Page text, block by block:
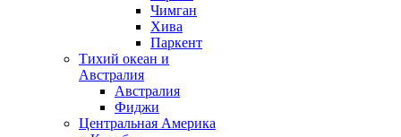
Чимган
Хива
Паркент
Тихий океан и
Австралия
Австралия
Фиджи
Центральная Америка